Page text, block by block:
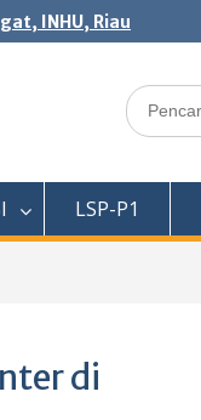
INHU, Riau
Search
for:
LSP-P1
di